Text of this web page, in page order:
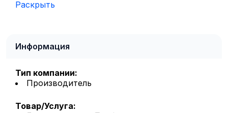
Раскрыть
Информация
Тип компании:
Производитель
Товар/Услуга: